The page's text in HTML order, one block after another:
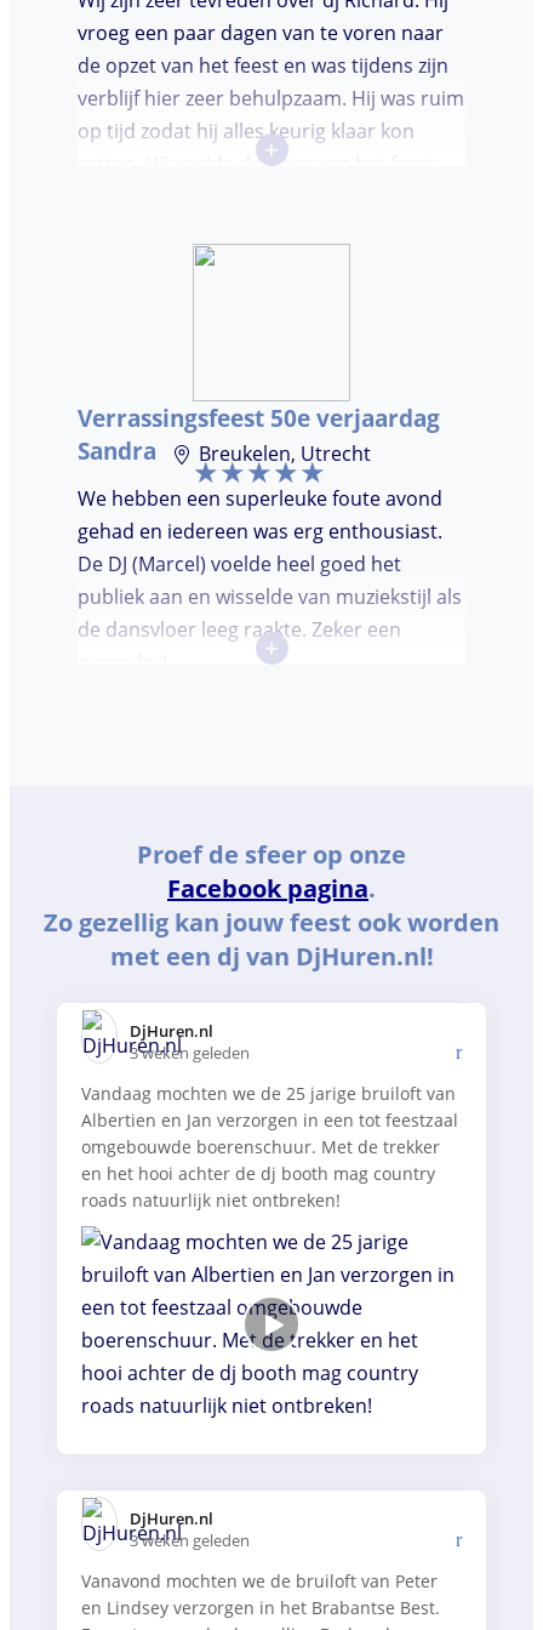
vroeg een paar dagen van te voren naar
de opzet van het feest en was tijdens zijn
verblijf hier zeer behulpzaam. Hij was ruim
op tijd zodat hij alles keurig klaar kon
zetten. Hij voelde de sfeer van het feest
doorpraatte. Het was heel leuk dat er
+
Verrassingsfeest 50e verjaardag
Sandra
Breukelen, Utrecht
We hebben een superleuke foute avond
gehad en iedereen was erg enthousiast.
De DJ (Marcel) voelde heel goed het
publiek aan en wisselde van muziekstijl als
de dansvloer leeg raakte. Zeker een
+
Proef de sfeer op onze
Facebook pagina.
Zo gezellig kan jouw feest ook worden
met een dj van DjHuren.nl!
DjHuren.nl️
3 weken geleden
Vandaag mochten we de 25 jarige bruiloft van
Albertien en Jan verzorgen in een tot feestzaal
omgebouwde boerenschuur. Met de trekker
en het hooi achter de dj booth mag country
roads natuurlijk niet ontbreken!
DjHuren.nl️
3 weken geleden
Vanavond mochten we de bruiloft van Peter
en Lindsey verzorgen in het Brabantse Best.